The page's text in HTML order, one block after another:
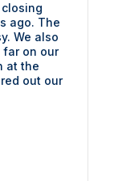
ago. The
We also
far on our
at the
out our